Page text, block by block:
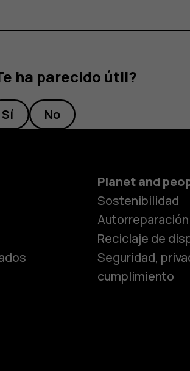
ha parecido útil?
Sí No
Planet and
Sostenibilidad
Autorreparación
Reciclaje de
Seguridad,
cumplimiento